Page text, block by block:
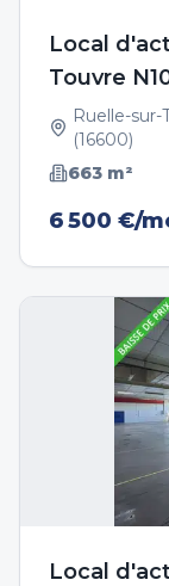
Local
Touvre
Ruelle-sur-
(16600)
663 m²
6 500 €/
Local